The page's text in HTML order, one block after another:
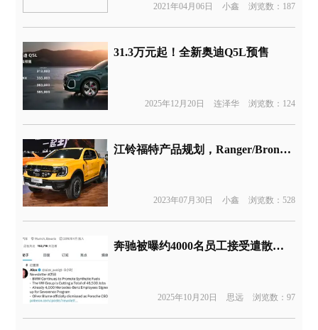
2021年04月06日 小鑫 浏览数：187
31.3万元起！全新奥迪Q5L预售
2025年12月20日 连泽华 浏览数：124
江铃福特产品规划，Ranger/Bronco即将国产
2023年07月30日 小鑫 浏览数：528
奔驰被曝约4000名员工接受遣散费自愿离职
2025年10月20日 思远 浏览数：97